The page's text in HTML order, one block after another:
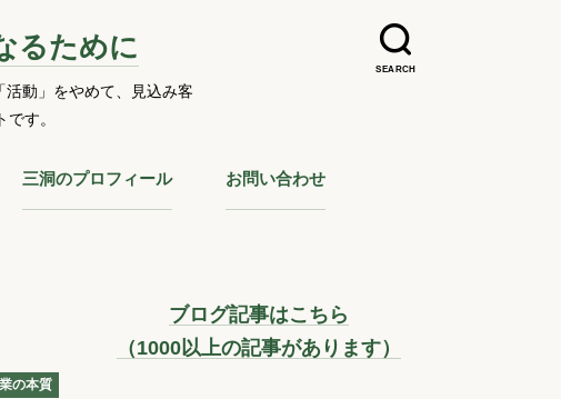
SEARCH
るために
動」をやめて、見込み客
す。
三洞のプロフィール お問い合わせ
の本質
ブログ記事はこちら
（1000以上の記事があります）